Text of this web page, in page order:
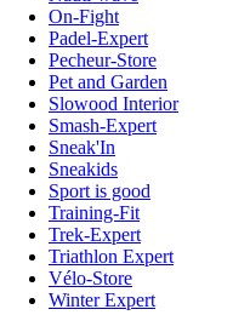
On-Fight
Padel-Expert
Pecheur-Store
Pet and Garden
Slowood Interior
Smash-Expert
Sneak'In
Sneakids
Sport is good
Training-Fit
Trek-Expert
Triathlon Expert
Vélo-Store
Winter Expert